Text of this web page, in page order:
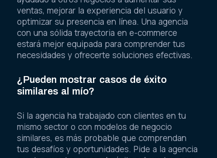
ventas, mejorar la experiencia del usuario y
optimizar su presencia en línea. Una agencia
con una sólida trayectoria en e-commerce
estará mejor equipada para comprender tus
necesidades y ofrecerte soluciones efectivas.
¿Pueden mostrar casos de éxito
similares al mío?
Si la agencia ha trabajado con clientes en tu
mismo sector o con modelos de negocio
similares, es más probable que comprendan
tus desafíos y oportunidades. Pide a la agencia